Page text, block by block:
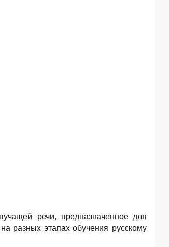
речи, предназначенное для
разных этапах обучения русскому